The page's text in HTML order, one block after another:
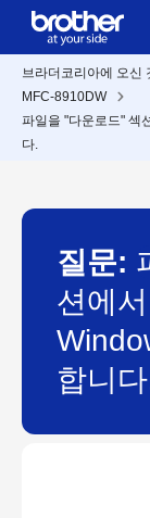
브라더코리아에 오신
MFC-8910DW
파일을 "다운로드" 섹
다.
질문:
션에
합니